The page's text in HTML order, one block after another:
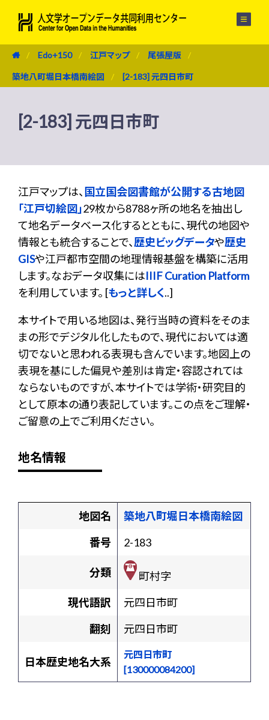
Edo+150 江戸マップ 尾張屋版
築地八町堀日本橋南絵図 [2-183] 元四日市町
[2-183] 元四日市町
江戸マップは、 国立国会図書館が公開する古地図
「江戸切絵図」29枚から8788ヶ所の地名を抽出し
て地名データベース化するとともに、現代の地図や
情報とも統合することで、歴史ビッグデータや歴史
GISや江戸都市空間の地理情報基盤を構築に活用
します。なおデータ収集にはIIIF Curation Platform
を利用しています。 [もっと詳しく..]
本サイトで用いる地図は、発行当時の資料をそのま
まの形でデジタル化したもので、現代においては適
切でないと思われる表現も含んでいます。地図上の
表現を基にした偏見や差別は肯定・容認されては
ならないものですが、本サイトでは学術・研究目的
として原本の通り表記しています。この点をご理解・
ご留意の上でご利用ください。
地名情報
地図名
築地八町堀日本橋南絵図
番号
2-183
分類
町村字
現代語訳
元四日市町
翻刻
元四日市町
日本歴史地名大系
元四日市町
[130000084200]